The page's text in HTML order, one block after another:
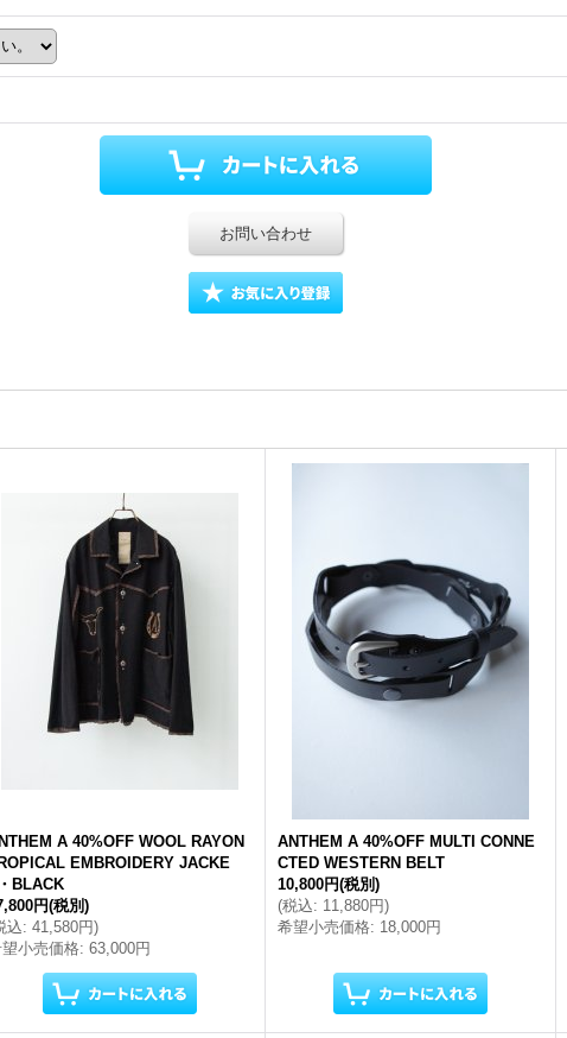
お問い合わせ
A 40%OFF WOOL RAYON
EMBROIDERY JACKE
BLACK
円(税別)
込: 41,580円)
小売価格: 63,000円
ANTHEM A 40%OFF MULTI CONNE
CTED WESTERN BELT
10,800円(税別)
(税込: 11,880円)
希望小売価格: 18,000円